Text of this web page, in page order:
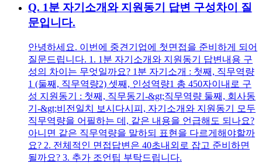
Q. 1분 자기소개와 지원동기 답변 구성차이 질
문입니다.
안녕하세요. 이번에 중견기업에 첫면접을 준비하게 되어
질문드립니다. 1. 1분 자기소개와 지원동기 답변내용 구
성의 차이는 무엇일까요? 1분 자기소개 : 첫째, 직무역량
1 (둘째, 직무역량2) 셋째, 인성역량1 총 450자이내로 구
성 지원동기 : 첫째, 직무동기-&gt;직무역량 둘째, 회사동
기-&gt;비전일치 보시다시피, 자기소개와 지원동기 모두
직무역량을 어필하는 데, 같은 내용을 언급해도 되나요?
아니면 같은 직무역량을 말하되 표현을 다르게해야할까
요? 2. 전체적인 면접답변은 40초내외로 잡고 준비하면
될까요? 3. 추가 조언팁 부탁드립니다.